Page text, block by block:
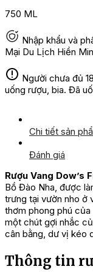
750 ML
Nhập khẩu và
Mại Du Lịch Hiền
Người chưa đủ
uống rượu, bia. Đã
Chi tiết sản
Đánh giá
Rượu Vang Dow’s
Bồ Đào Nha, được
trưng tại vườn nho ở
thơm phong phú
một chút gợi nhắc
cân bằng, dư vị kéo
Thông tin